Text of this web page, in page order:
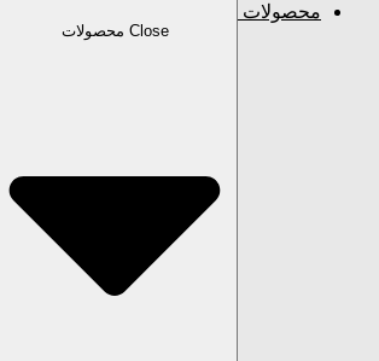
محصولات
Close محصولات